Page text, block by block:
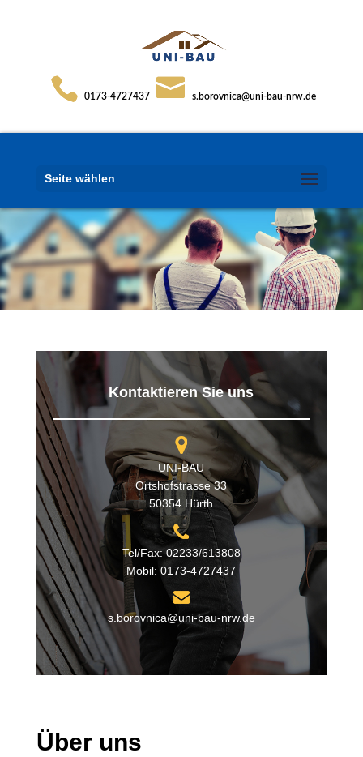
0173-4727437 s.borovnica@uni-bau-nrw.de
Seite wählen
Kontaktieren Sie uns
UNI-BAU
Ortshofstrasse 33
50354 Hürth
Tel/Fax: 02233/613808
Mobil: 0173-4727437
s.borovnica@uni-bau-nrw.de
Über uns